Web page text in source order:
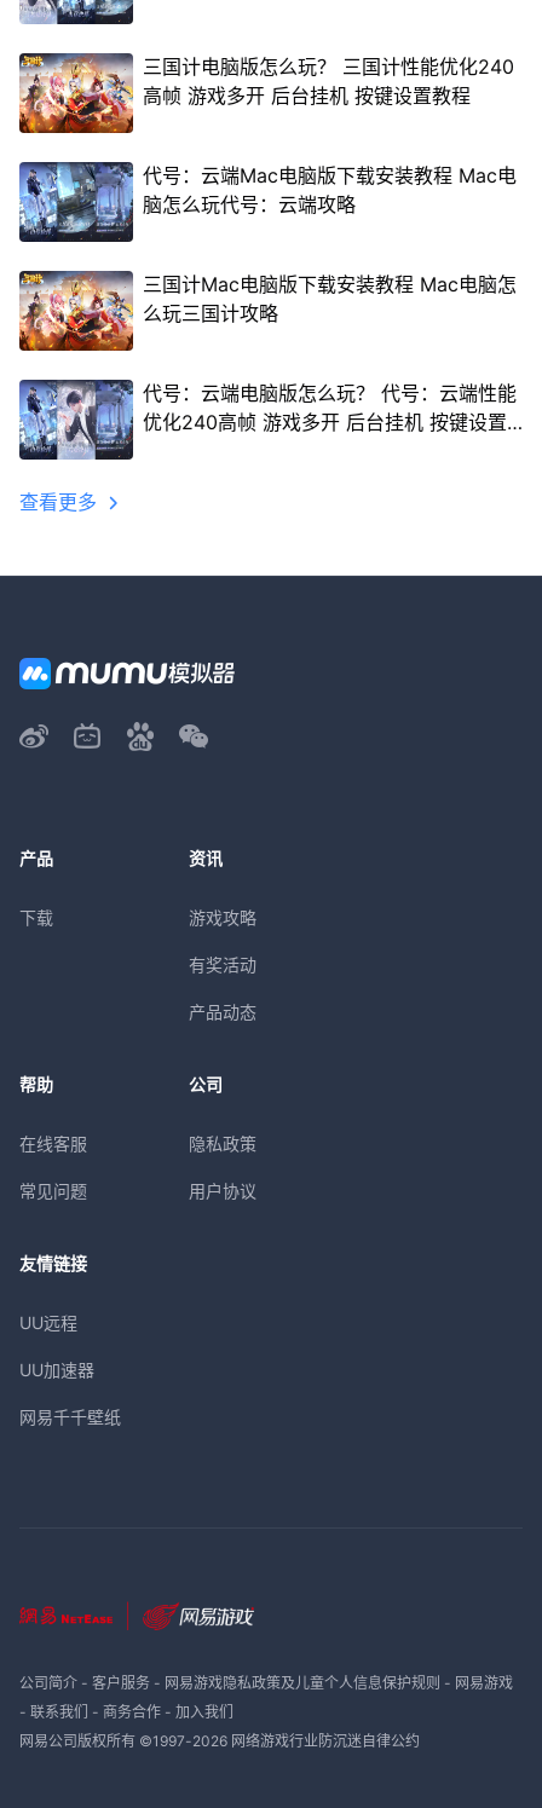
三国计电脑版怎么玩？ 三国计性能优化240
高帧 游戏多开 后台挂机 按键设置教程
代号：云端Mac电脑版下载安装教程 Mac电
脑怎么玩代号：云端攻略
三国计Mac电脑版下载安装教程 Mac电脑怎
么玩三国计攻略
代号：云端电脑版怎么玩？ 代号：云端性能
优化240高帧 游戏多开 后台挂机 按键设置
查看更多
产品
下载
资讯
游戏攻略
有奖活动
产品动态
帮助
在线客服
常见问题
公司
隐私政策
用户协议
友情链接
UU远程
UU加速器
网易千千壁纸
公司简介- 客户服务- 网易游戏隐私政策及儿童个人信息保护规则 - 网易游戏
- 联系我们 - 商务合作- 加入我们
网易公司版权所有 ©1997-2026 网络游戏行业防沉迷自律公约